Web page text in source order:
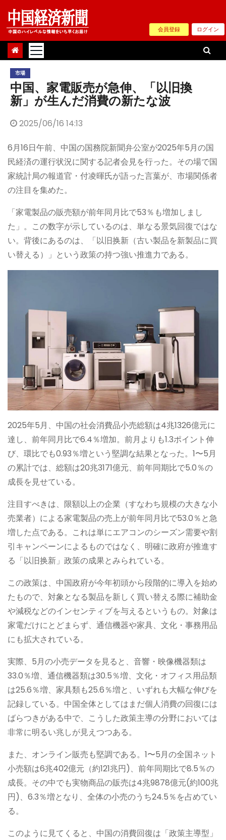
Skip
content
会員登録 ログイン
市場
中国、家電販売が急伸、「以旧換
新」が生んだ消費の新たな波
2025/06/16 14:13
6月16日午前、中国の国務院新聞弁公室が2025年5月の国
民経済の運行状況に関する記者会見を行った。その場で国
家統計局の報道官・付凌暉氏が語った言葉が、市場関係者
の注目を集めた。
「家電製品の販売額が前年同月比で53％も増加しまし
た」。この数字が示しているのは、単なる景気回復ではな
い。背後にあるのは、「以旧换新（古い製品を新製品に買
い替える）」という政策の持つ強い推進力である。
2025年5月、中国の社会消費品小売総額は4兆1326億元に
達し、前年同月比で6.4％増加。前月よりも1.3ポイント伸
び、環比でも0.93％増という堅調な結果となった。1〜5月
の累計では、総額は20兆3171億元、前年同期比で5.0％の
成長を見せている。
注目すべきは、限額以上の企業（すなわち規模の大きな小
売業者）による家電製品の売上が前年同月比で53.0％と急
増した点である。これは単にエアコンのシーズン需要や割
引キャンペーンによるものではなく、明確に政府が推進す
る「以旧换新」政策の成果とみられている。
この政策は、中国政府が今年初頭から段階的に導入を始め
たもので、対象となる製品を新しく買い替える際に補助金
や減税などのインセンティブを与えるというもの。対象は
家電だけにとどまらず、通信機器や家具、文化・事務用品
にも拡大されている。
実際、5月の小売データを見ると、音響・映像機器類は
33.0％増、通信機器類は30.5％増、文化・オフィス用品類
は25.6％増、家具類も25.6％増と、いずれも大幅な伸びを
記録している。中国全体としてはまだ個人消費の回復には
ばらつきがある中で、こうした政策主導の分野においては
非常に明るい兆しが見えつつある。
また、オンライン販売も堅調である。1〜5月の全国ネット
小売額は6兆402億元（約121兆円)、前年同期比で8.5％の
成長。その中でも実物商品の販売は4兆9878億元(約100兆
円)、6.3％増となり、全体の小売のうち24.5％を占めてい
る。
このように見てくると、中国の消費回復は「政策主導型」